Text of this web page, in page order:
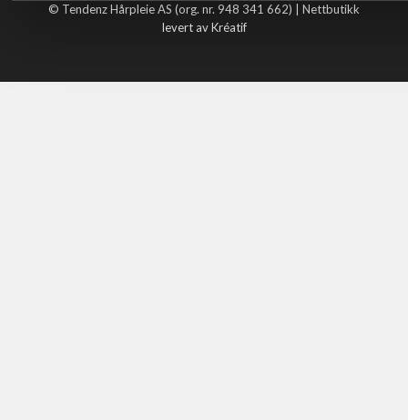
© Tendenz Hårpleie AS (org. nr. 948 341 662) | Nettbutikk
levert av Kréatif